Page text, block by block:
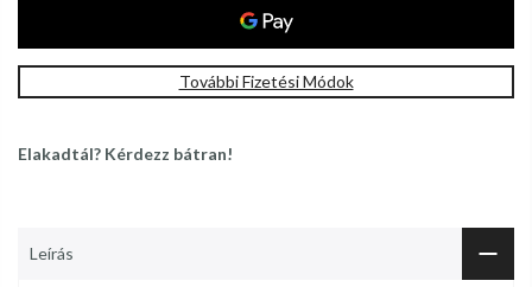
További Fizetési Módok
Elakadtál? Kérdezz bátran!
Leírás